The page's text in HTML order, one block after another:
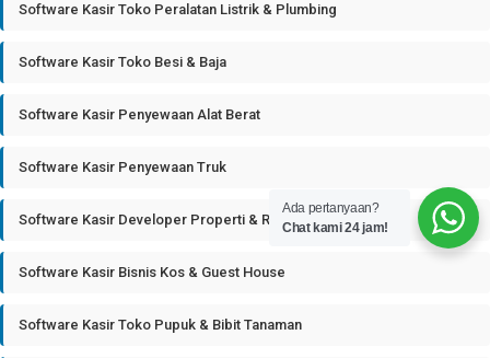
Software Kasir Toko Peralatan Listrik & Plumbing
Software Kasir Toko Besi & Baja
Software Kasir Penyewaan Alat Berat
Software Kasir Penyewaan Truk
Software Kasir Developer Properti & Real Estate
Software Kasir Bisnis Kos & Guest House
Software Kasir Toko Pupuk & Bibit Tanaman
Ada pertanyaan?
Chat kami 24 jam!